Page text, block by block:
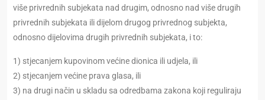
više privrednih subjekata nad drugim, odnosno nad više drugih
privrednih subjekata ili dijelom drugog privrednog subjekta,
odnosno dijelovima drugih privrednih subjekata, i to:
1) stjecanjem kupovinom većine dionica ili udjela, ili
2) stjecanjem većine prava glasa, ili
3) na drugi način u skladu sa odredbama zakona koji reguliraju